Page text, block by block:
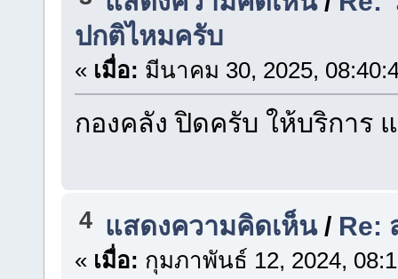
ปกติไหมครับ
« เมื่อ: มีนาคม 30, 2025,
กองคลัง ปิดครับ ให้บริการ
4 แสดงความคิดเห็น/ Re:
« เมื่อ: กุมภาพันธ์ 12, 2024,